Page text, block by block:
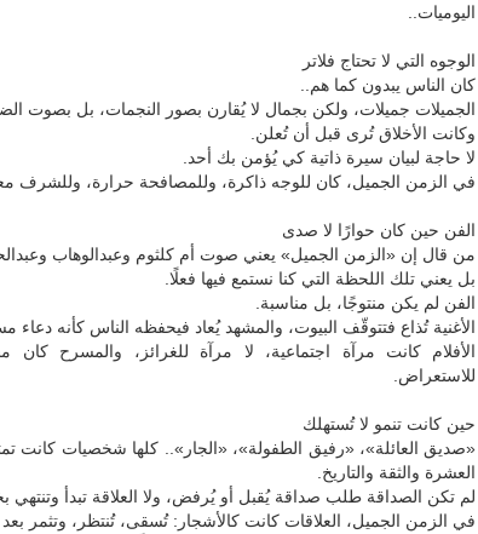
اليوميات..
الوجوه التي لا تحتاج فلاتر
كان الناس يبدون كما هم..
الجميلات جميلات، ولكن بجمال لا يُقارن بصور النجمات، بل بصوت
وكانت الأخلاق تُرى قبل أن تُعلن.
لا حاجة لبيان سيرة ذاتية كي يُؤمن بك أحد.
في الزمن الجميل، كان للوجه ذاكرة، وللمصافحة حرارة، وللشرف
الفن حين كان حوارًا لا صدى
من قال إن «الزمن الجميل» يعني صوت أم كلثوم وعبدالوهاب
بل يعني تلك اللحظة التي كنا نستمع فيها فعلًا.
الفن لم يكن منتوجًا، بل مناسبة.
الأغنية تُذاع فتتوقّف البيوت، والمشهد يُعاد فيحفظه الناس كأنه دعاء
الأفلام كانت مرآة اجتماعية، لا مرآة للغرائز، والمسرح كان
للاستعراض.
حين كانت تنمو لا تُستهلك
«صديق العائلة»، «رفيق الطفولة»، «الجار».. كلها شخصيات كانت
العشرة والثقة والتاريخ.
لم تكن الصداقة طلب صداقة يُقبل أو يُرفض، ولا العلاقة تبدأ وتنتهي
في الزمن الجميل، العلاقات كانت كالأشجار: تُسقى، تُنتظر، وتثمر